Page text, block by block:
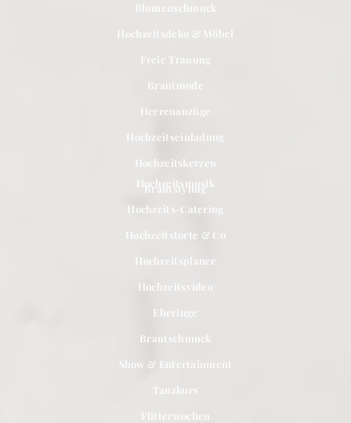
Blumenschmuck
Hochzeitsdeko & Möbel
Freie Trauung
Brautmode
Herrenanzüge
Hochzeitseinladung
Hochzeitskerzen
Brautstyling
Hochzeitsmusik
Hochzeits-Catering
Hochzeitstorte & Co
Hochzeitsplaner
Hochzeitsvideo
Eheringe
Brautschmuck
Show & Entertainment
Tanzkurs
Flitterwochen